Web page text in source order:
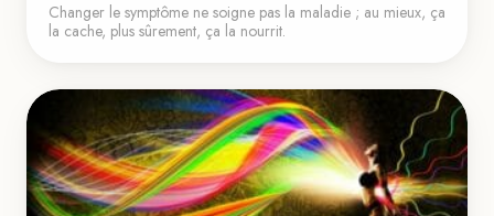
Changer le symptôme ne soigne pas la maladie ; au mieux, ça
la cache, plus sûrement, ça la nourrit.